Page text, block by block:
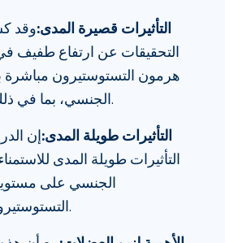
التأثيرات قصيرة المدى:وقد
التحقيقات عن ارتفاع طفيف
هرمون التستوستيرون مباشرة
الجنسي، بما في ذلك الاستمناء.
التأثيرات طويلة المدى: إن
التأثيرات طويلة المدى
الجنسي على
التستوستيرون محدودة.